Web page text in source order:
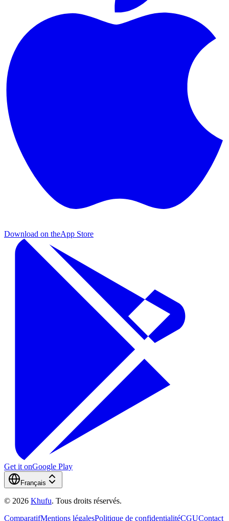
Download on theApp Store
Get it onGoogle Play
Français
© 2026 Khufu. Tous droits réservés.
ComparatifMentions légalesPolitique de confidentialitéCGUContact